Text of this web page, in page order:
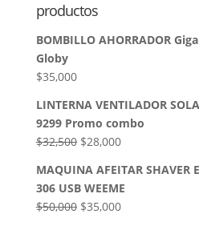
productos
BOMBILLO AHORRADOR
Globy
$35,000
LINTERNA VENTILADOR
9299 Promo combo
$32,500 El
original
era:
$32,500.
$28,000El
actual
es:
$28,000.
MAQUINA AFEITAR SHAVER
306 USB WEEME
$50,000 El
$35,000El